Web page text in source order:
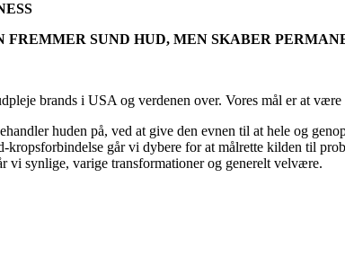
SUND HUD, MEN SKABER
brands i USA og verdenen over. Vores mål er at
huden på, ved at give den evnen til at hele og
går vi dybere for at målrette kilden til
vi synlige, varige transformationer og generelt velvære.